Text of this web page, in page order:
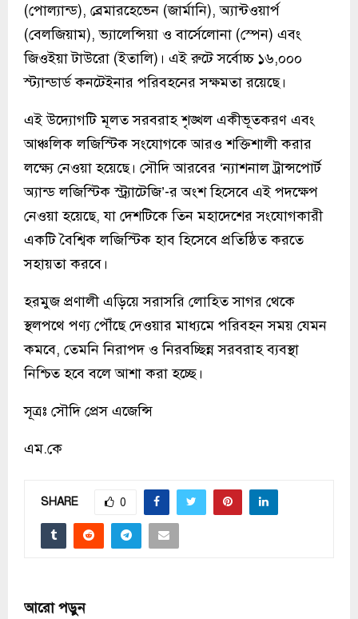
(পোল্যান্ড), ব্রেমারহেভেন (জার্মানি), অ্যান্টওয়ার্প
(বেলজিয়াম), ভ্যালেন্সিয়া ও বার্সেলোনা (স্পেন) এবং
জিওইয়া টাউরো (ইতালি)। এই রুটে সর্বোচ্চ ১৬,০০০
স্ট্যান্ডার্ড কনটেইনার পরিবহনের সক্ষমতা রয়েছে।
এই উদ্যোগটি মূলত সরবরাহ শৃঙ্খল একীভূতকরণ এবং
আঞ্চলিক লজিস্টিক সংযোগকে আরও শক্তিশালী করার
লক্ষ্যে নেওয়া হয়েছে। সৌদি আরবের ‘ন্যাশনাল ট্রান্সপোর্ট
অ্যান্ড লজিস্টিক স্ট্র্যাটেজি’-র অংশ হিসেবে এই পদক্ষেপ
নেওয়া হয়েছে, যা দেশটিকে তিন মহাদেশের সংযোগকারী
একটি বৈশ্বিক লজিস্টিক হাব হিসেবে প্রতিষ্ঠিত করতে
সহায়তা করবে।
হরমুজ প্রণালী এড়িয়ে সরাসরি লোহিত সাগর থেকে
স্থলপথে পণ্য পৌঁছে দেওয়ার মাধ্যমে পরিবহন সময় যেমন
কমবে, তেমনি নিরাপদ ও নিরবচ্ছিন্ন সরবরাহ ব্যবস্থা
নিশ্চিত হবে বলে আশা করা হচ্ছে।
সূত্রঃ সৌদি প্রেস এজেন্সি
এম.কে
SHARE 0
আরো পড়ুন